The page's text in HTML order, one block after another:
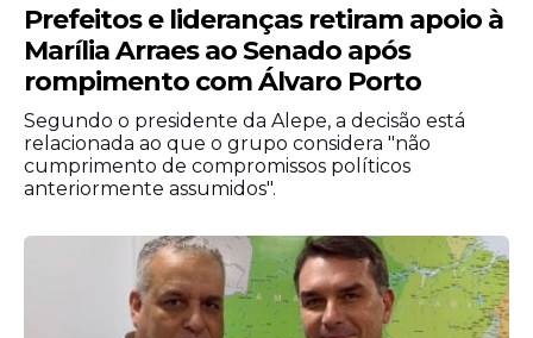
debate sobre política pública e
financiamento à cultura no país.
Prefeitos e lideranças retiram apoio à
Marília Arraes ao Senado após
rompimento com Álvaro Porto
Segundo o presidente da Alepe, a decisão está
relacionada ao que o grupo considera "não
cumprimento de compromissos políticos
anteriormente assumidos".